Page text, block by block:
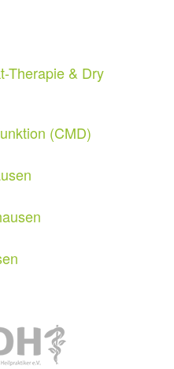
Therapie & Dry
(CMD)